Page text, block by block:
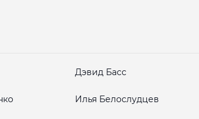
Дэвид Басс
Илья Белослудцев